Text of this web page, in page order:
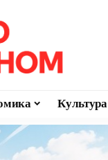
Культура